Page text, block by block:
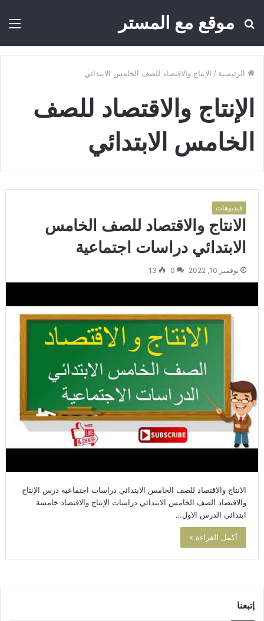
موقع مع المستر
بحث
الرئيسية / الإنتاج والاقتصاد للصف الخامس الابتدائي
الإنتاج والاقتصاد للصف
الخامس الابتدائي
فيديوهات
الانتاج والاقتصاد للصف الخامس
الابتدائي دراسات اجتماعية
نوفمبر 10, 2022 0
13
الانتاج والاقتصاد للصف الخامس الابتدائي دراسات اجتماعية درس الإنتاج
والاقتصاد الصف الخامس الابتدائي دراسات الإنتاج والاقتصاد خامسة
ابتدائي الدرس الاول…
أكمل القراءة »
إتبعنا